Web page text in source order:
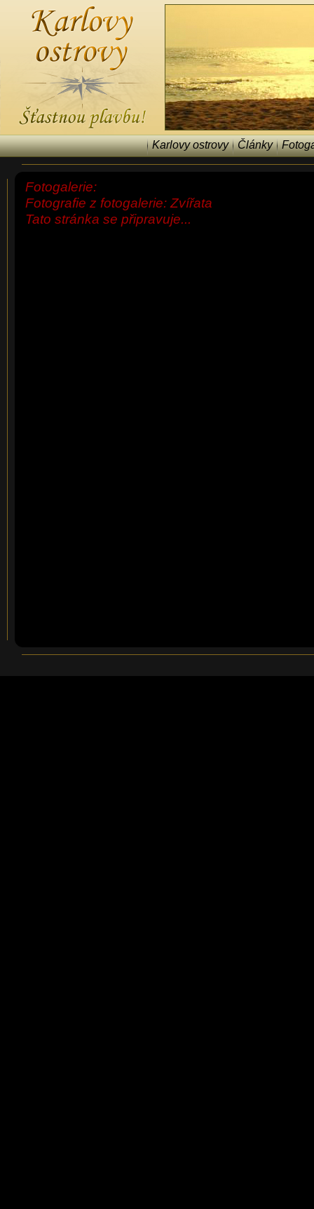
Karlovy ostrovy Články
Fotogalerie:
Fotografie z fotogalerie: Zvířata
Tato stránka se připravuje...